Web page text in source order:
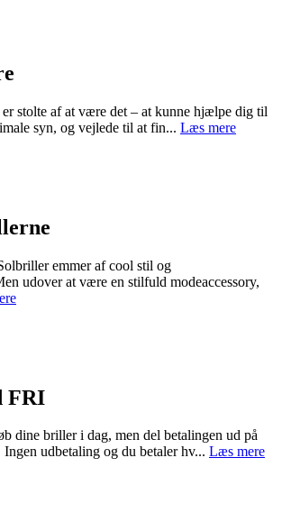
stolte af at være det – at kunne hjælpe dig til
syn, og vejlede til at fin... Læs mere
emmer af cool stil og
udover at være en stilfuld modeaccessory,
FRI
dine briller i dag, men del betalingen ud på
Ingen udbetaling og du betaler hv... Læs mere